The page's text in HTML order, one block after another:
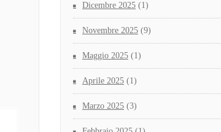
Dicembre 2025 (1)
Novembre 2025 (9)
Maggio 2025 (1)
Aprile 2025 (1)
Marzo 2025 (3)